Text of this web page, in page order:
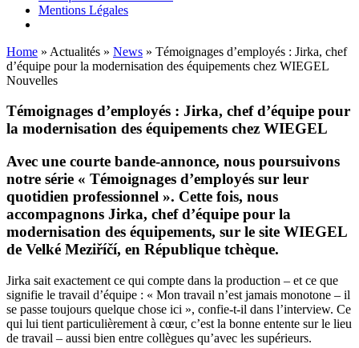
Mentions Légales
Home » Actualités » News » Témoignages d’employés : Jirka, chef
d’équipe pour la modernisation des équipements chez WIEGEL
Nouvelles
Témoignages d’employés : Jirka, chef d’équipe pour
la modernisation des équipements chez WIEGEL
Avec une courte bande-annonce, nous poursuivons
notre série « Témoignages d’employés sur leur
quotidien professionnel ». Cette fois, nous
accompagnons Jirka, chef d’équipe pour la
modernisation des équipements, sur le site WIEGEL
de Velké Meziříčí, en République tchèque.
Jirka sait exactement ce qui compte dans la production – et ce que
signifie le travail d’équipe : « Mon travail n’est jamais monotone – il
se passe toujours quelque chose ici », confie-t-il dans l’interview. Ce
qui lui tient particulièrement à cœur, c’est la bonne entente sur le lieu
de travail – aussi bien entre collègues qu’avec les supérieurs.